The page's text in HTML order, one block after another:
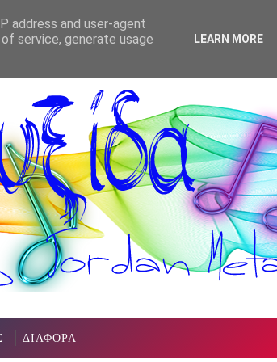
ΑΛΕΞΑΝΔΡΕΙΑ(10/7/2026)
ΔΙΑΦΟΡΑ
address and user-agent
service, generate usage
LEARN MORE